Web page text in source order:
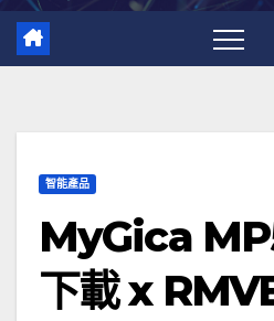
智能產品
MyGica
下載 x